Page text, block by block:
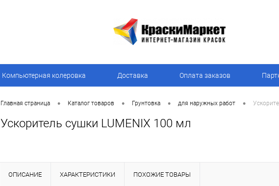
Компьютерная колеровка Доставка Оплата заказов
Главная страница • Каталог товаров • Грунтовка • для наружных работ •
Ускоритель сушки LUMENIX 100 мл
ОПИСАНИЕ ХАРАКТЕРИСТИКИ ПОХОЖИЕ ТОВАРЫ